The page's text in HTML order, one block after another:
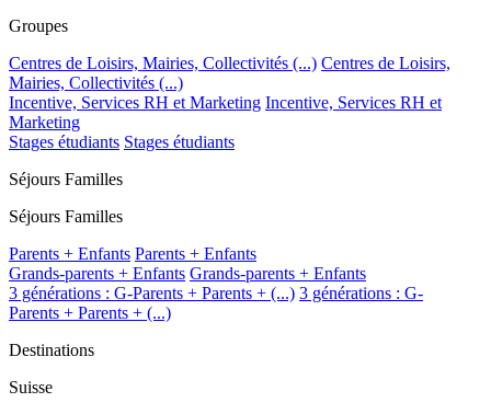
Groupes
Centres de Loisirs, Mairies, Collectivités (...) Centres de Loisirs,
Mairies, Collectivités (...)
Incentive, Services RH et Marketing Incentive, Services RH et
Marketing
Stages étudiants Stages étudiants
Séjours Familles
Séjours Familles
Parents + Enfants Parents + Enfants
Grands-parents + Enfants Grands-parents + Enfants
3 générations : G-Parents + Parents + (...) 3 générations : G-
Parents + Parents + (...)
Destinations
Suisse